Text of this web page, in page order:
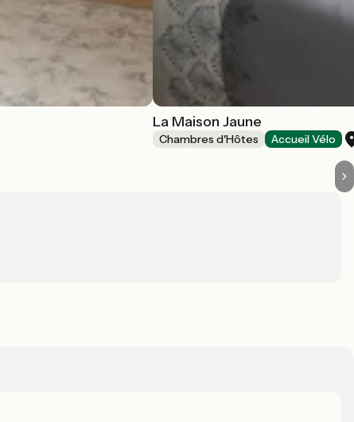
La Maison Jaune
Chambres d'Hôtes Accueil Vélo